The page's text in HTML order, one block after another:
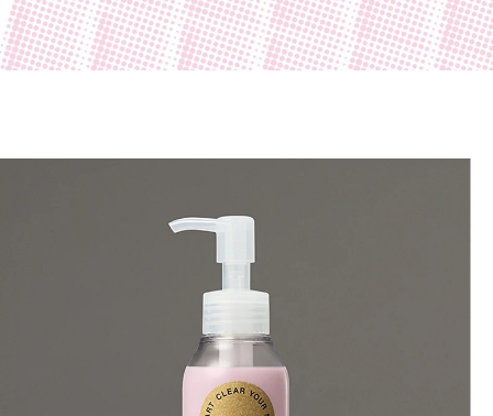
重宝されてきた歴史も。乾燥による小じわが気になる方に。
アフリカ全土に分布する大木、キゲソア・アフリカナに実る果
実。弾むようなハリ感のある肌へ。